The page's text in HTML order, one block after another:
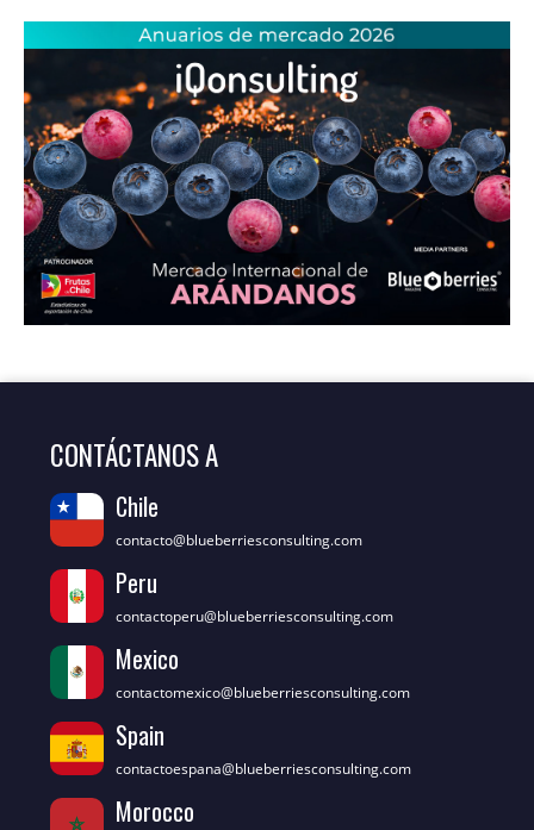
CONTÁCTANOS A
Chile
contacto@blueberriesconsulting.com
Peru
contactoperu@blueberriesconsulting.com
Mexico
contactomexico@blueberriesconsulting.com
Spain
contactoespana@blueberriesconsulting.com
Morocco